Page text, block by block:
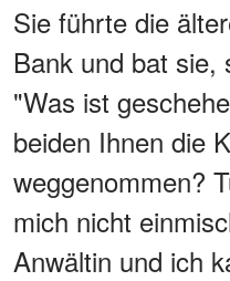
Sie führte die
Bank und bat sie,
"Was ist
beiden Ihnen die
weggenommen?
mich nicht
Anwältin und ich